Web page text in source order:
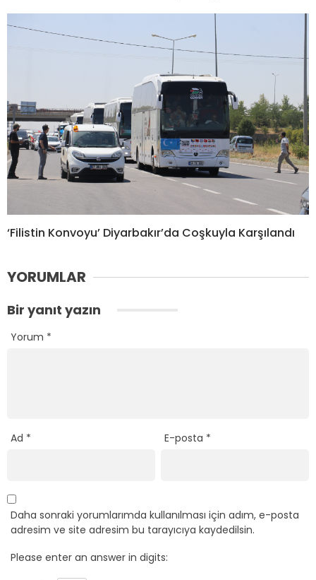
‘Filistin Konvoyu’ Diyarbakır’da Coşkuyla Karşılandı
YORUMLAR
Bir yanıt yazın
Yorum *
Ad * E-posta *
Daha sonraki yorumlarımda kullanılması için adım, e-posta
adresim ve site adresim bu tarayıcıya kaydedilsin.
Please enter an answer in digits: